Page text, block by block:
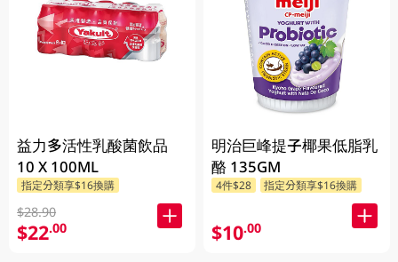
益力多活性乳酸菌飲品
10 X 100ML
指定分類享$16換購
$28.90
$22.00
明治巨峰提子椰果低脂乳
酪 135GM
4件$28 指定分類享$16換購
$10.00